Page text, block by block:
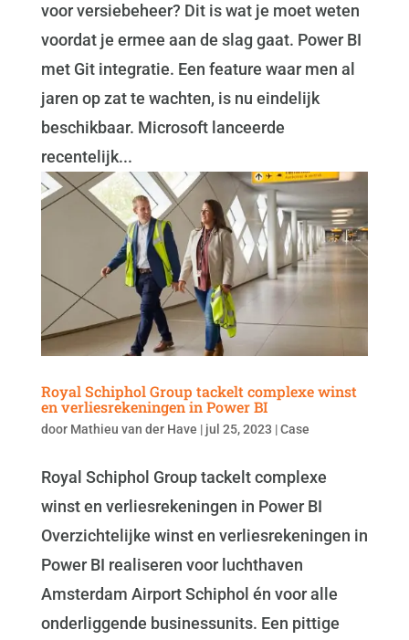
voor versiebeheer? Dit is wat je moet weten
voordat je ermee aan de slag gaat. Power BI
met Git integratie. Een feature waar men al
jaren op zat te wachten, is nu eindelijk
beschikbaar. Microsoft lanceerde
recentelijk...
Royal Schiphol Group tackelt complexe winst
en verliesrekeningen in Power BI
door Mathieu van der Have | jul 25, 2023 |Case
Royal Schiphol Group tackelt complexe
winst en verliesrekeningen in Power BI
Overzichtelijke winst en verliesrekeningen in
Power BI realiseren voor luchthaven
Amsterdam Airport Schiphol én voor alle
onderliggende businessunits. Een pittige